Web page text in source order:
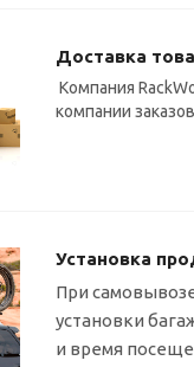
Доставка
Компания
компании
Установка
При
установки
и время